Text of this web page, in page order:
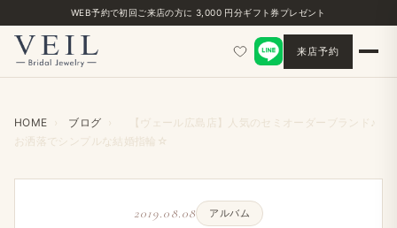
WEB予約で初回ご来店の方に 3,000 円分ギフト券プレゼント
来店予約
HOME › ブログ ›
【ヴェール広島店】人気のセミオーダーブランド♪
お洒落でシンプルな結婚指輪☆
2019.08.08 アルバム